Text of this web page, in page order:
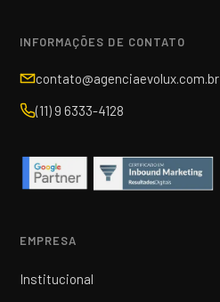
INFORMAÇÕES DE CONTATO
contato@agenciaevolux.com.br
(11) 9 6333-4128
EMPRESA
Institucional